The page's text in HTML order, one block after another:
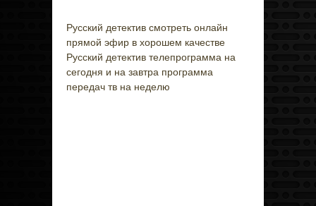
Русский детектив смотреть онлайн
прямой эфир в хорошем качестве
Русский детектив телепрограмма на
сегодня и на завтра программа
передач тв на неделю